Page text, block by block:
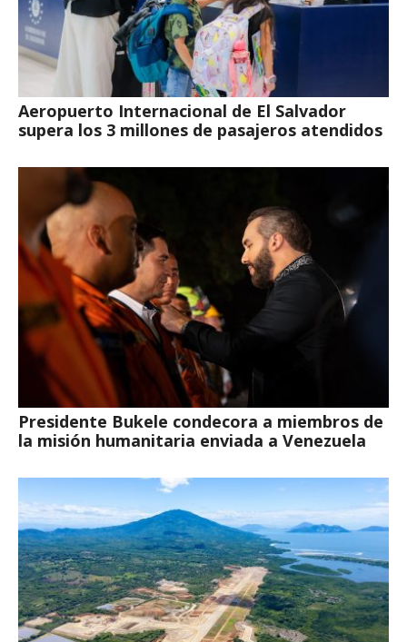
Aeropuerto Internacional de El Salvador
supera los 3 millones de pasajeros atendidos
Presidente Bukele condecora a miembros de
la misión humanitaria enviada a Venezuela